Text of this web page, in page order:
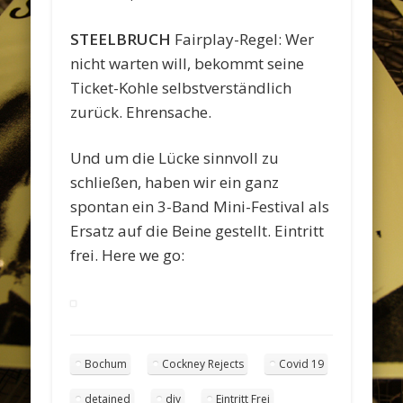
STEELBRUCH Fairplay-Regel: Wer
nicht warten will, bekommt seine
Ticket-Kohle selbstverständlich
zurück. Ehrensache.
Und um die Lücke sinnvoll zu
schließen, haben wir ein ganz
spontan ein 3-Band Mini-Festival als
Ersatz auf die Beine gestellt. Eintritt
frei. Here we go:
Bochum Cockney Rejects Covid 19
detained diy Eintritt Frei